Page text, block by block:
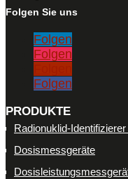
Folgen Sie uns
Folgen
Folgen
Folgen
PRODUKTE
Radionuklid-
Dosismessgeräte